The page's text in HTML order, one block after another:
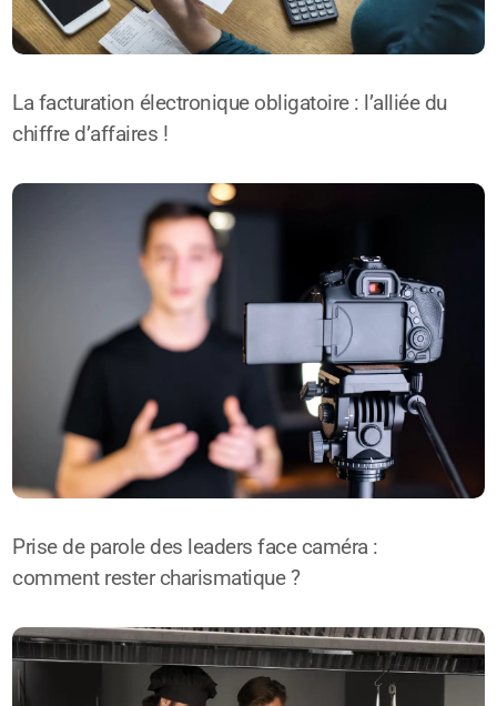
La facturation électronique obligatoire : l’alliée du
chiffre d’affaires !
Prise de parole des leaders face caméra :
comment rester charismatique ?